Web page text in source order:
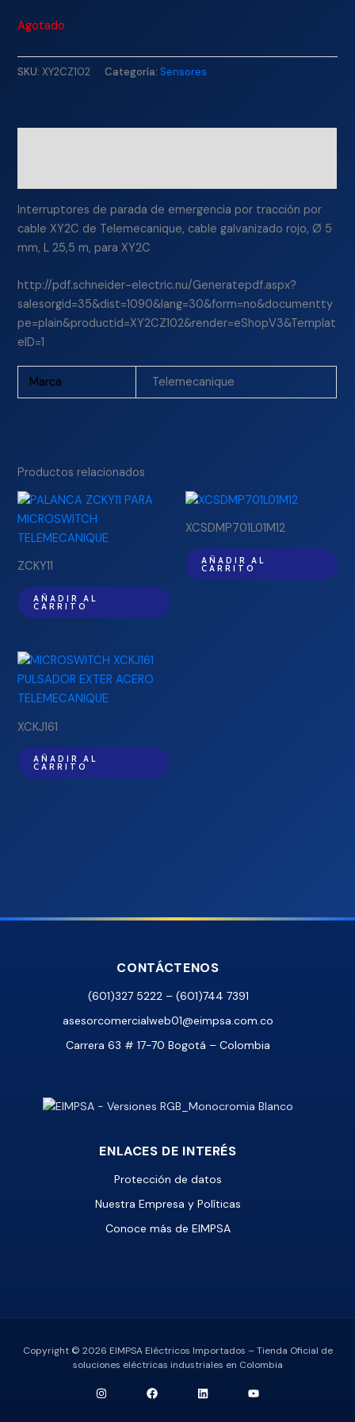
Agotado
SKU:XY2CZ102 Categoría: Sensores
Interruptores de parada de emergencia por tracción por
cable XY2C de Telemecanique, cable galvanizado rojo, Ø 5
mm, L 25,5 m, para XY2C
http://pdf.schneider-electric.nu/Generatepdf.aspx?
salesorgid=35&dist=1090&lang=30&form=no&documentty
pe=plain&productid=XY2CZ102&render=eShopV3&Templat
eID=1
Marca Telemecanique
Productos relacionados
ZCKY11
AÑADIR AL
CARRITO
XCSDMP701L01M12
AÑADIR AL
CARRITO
XCKJ161
AÑADIR AL
CARRITO
CONTÁCTENOS
(601)327 5222 – (601)744 7391
asesorcomercialweb01@eimpsa.com.co
Carrera 63 # 17-70 Bogotá – Colombia
ENLACES DE INTERÉS
Protección de datos
Nuestra Empresa y Políticas
Conoce más de EIMPSA
Copyright © 2026 EIMPSA Eléctricos Importados – Tienda Oficial de
soluciones eléctricas industriales en Colombia